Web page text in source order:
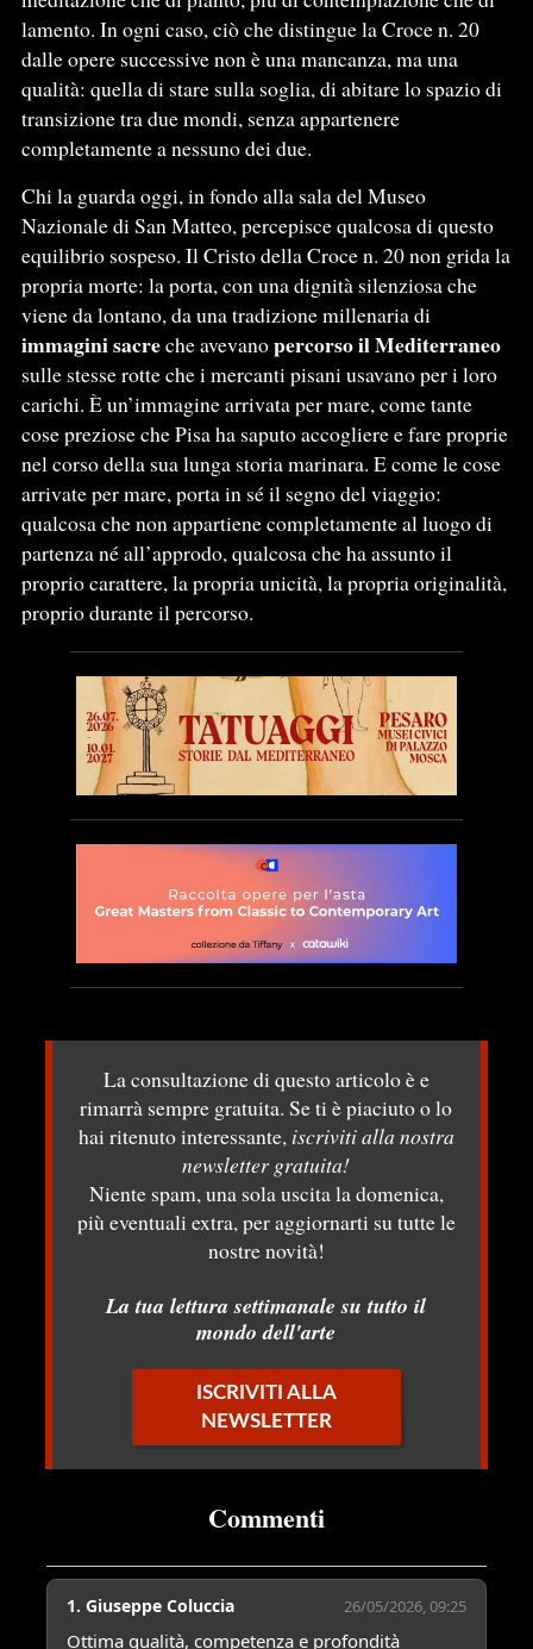
lamento. In ogni caso, ciò che distingue la Croce n. 20
dalle opere successive non è una mancanza, ma una
qualità: quella di stare sulla soglia, di abitare lo spazio di
transizione tra due mondi, senza appartenere
completamente a nessuno dei due.
Chi la guarda oggi, in fondo alla sala del Museo
Nazionale di San Matteo, percepisce qualcosa di questo
equilibrio sospeso. Il Cristo della Croce n. 20 non grida la
propria morte: la porta, con una dignità silenziosa che
viene da lontano, da una tradizione millenaria di
immagini sacreche avevanopercorso il Mediterraneo
sulle stesse rotte che i mercanti pisani usavano per i loro
carichi. È un’immagine arrivata per mare, come tante
cose preziose che Pisa ha saputo accogliere e fare proprie
nel corso della sua lunga storia marinara. E come le cose
arrivate per mare, porta in sé il segno del viaggio:
qualcosa che non appartiene completamente al luogo di
partenza né all’approdo, qualcosa che ha assunto il
proprio carattere, la propria unicità, la propria originalità,
proprio durante il percorso.
La consultazione di questo articolo è e
rimarrà sempre gratuita. Se ti è piaciuto o lo
hai ritenuto interessante, iscriviti alla nostra
newsletter gratuita!
Niente spam, una sola uscita la domenica,
più eventuali extra, per aggiornarti su tutte le
nostre novità!
La tua lettura settimanale su tutto il
mondo dell'arte
ISCRIVITI ALLA
NEWSLETTER
Commenti
1. Giuseppe Coluccia 26/05/2026, 09:25
Ottima qualità, competenza e profondità